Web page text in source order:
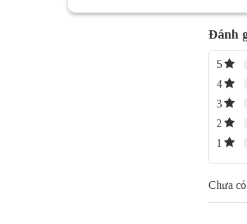
Đánh
5
4
3
2
1
Chưa